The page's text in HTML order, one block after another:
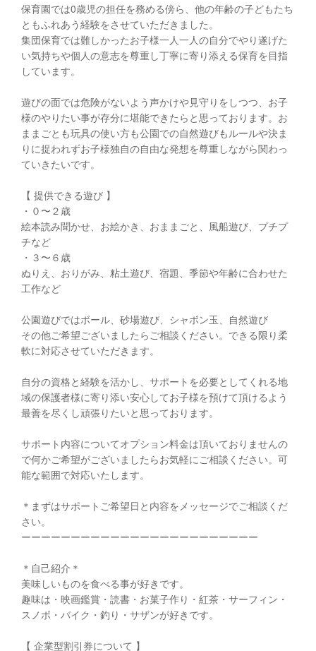
保育園では0歳児の担任を務める傍ら、他の年齢の子どもたち
ともふれあう経験をさせていただきました。
集団保育では難しかったお子様一人一人の自分でやり遂げた
い気持ちや個人の意志を尊重し丁寧に寄り添える保育を目指
しています。
遊びの面では危険がないよう声かけや見守りをしつつ、お子
様のやりたい事が存分に堪能できたらと思っております。お
ままごとも玩具の使い方も公園での自然遊びもルールや決ま
りに捉われずお子様独自の自由な発想を尊重しながら関わっ
ていきたいです。
【 提供できる遊び 】
・０〜２歳
絵本読み聞かせ、お絵かき、おままごと、風船遊び、プチプ
チなど
・３〜６歳
ぬりえ、おりがみ、粘土遊び、宿題、季節や年齢に合わせた
工作など
公園遊びではボール、砂場遊び、シャボン玉、自然遊び
その他ご希望ございましたらご相談ください。できる限り柔
軟に対応させていただきます。
自分の資格と経験を活かし、サポートを必要としてくれる地
域の保護者様に寄り添い安心してお子様を預けて頂けるよう
最善を尽くし頑張りたいと思っております。
サポート内容についてオプション料金は頂いておりませんの
で何かご希望がございましたらお気軽にご相談ください。可
能な範囲で対応いたします。
＊まずはサポートご希望日と内容をメッセージでご相談くだ
さい。
ーーーーーーーーーーーーーーーーーーーーーーーー
＊自己紹介＊
美味しいものを食べる事が好きです。
趣味は・映画鑑賞・読書・お菓子作り・紅茶・サーフィン・
スノボ・バイク・釣り・サザンが好きです。
【 企業型割引券について 】